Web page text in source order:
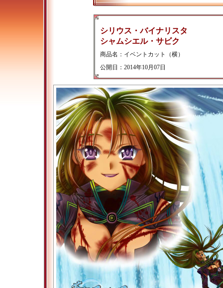
シリウス・バイナリスタ
シャムシエル・サビク
商品名：イベントカット（横）
公開日：2014年10月07日